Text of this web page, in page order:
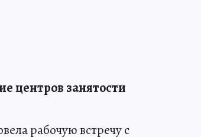
центров занятости
рабочую встречу с